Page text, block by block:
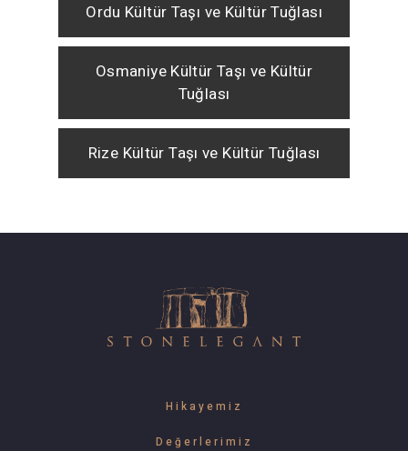
Ordu Kültür Taşı ve Kültür Tuğlası
Osmaniye Kültür Taşı ve Kültür
Tuğlası
Rize Kültür Taşı ve Kültür Tuğlası
Hikayemiz
Değerlerimiz